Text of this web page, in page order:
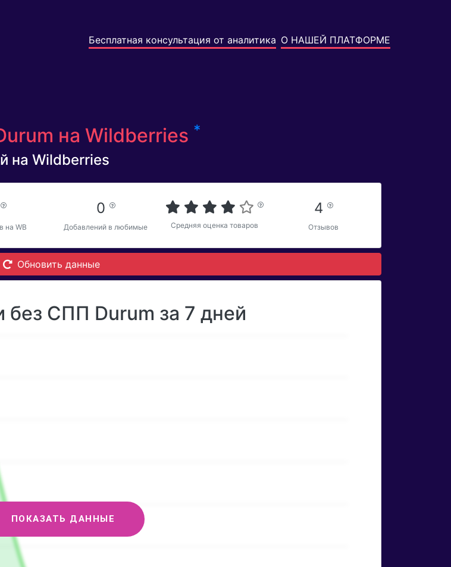
Бесплатная консультация от аналитика О НАШЕЙ ПЛАТФОРМЕ
на Wildberries *
на Wildberries
на WB
0
Добавлений в любимые Средняя оценка товаров
4
Отзывов
Обновить данные
без СПП Durum за 7 дней
ПОКАЗАТЬ ДАННЫЕ